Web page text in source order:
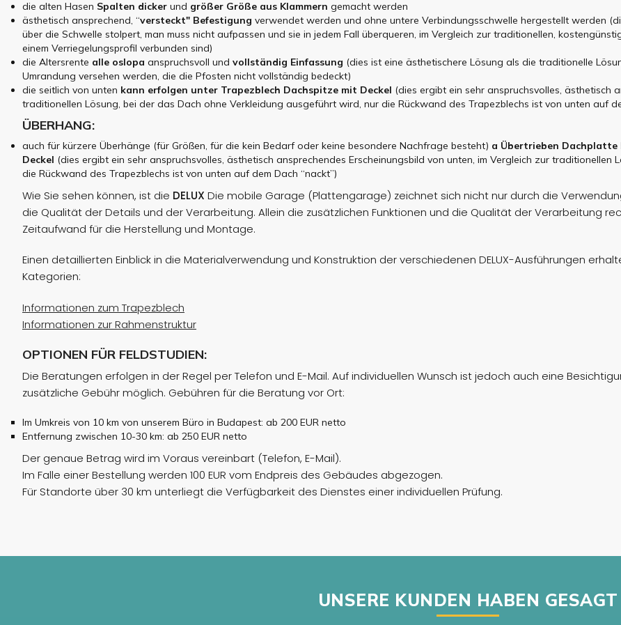
die alten Hasen Spalten dicker und größer Größe aus Klammern gemacht werden
ästhetisch ansprechend, “versteckt" Befestigung verwendet werden und ohne untere Verbindungsschwelle hergestellt werden
über die Schwelle stolpert, man muss nicht aufpassen und sie in jedem Fall überqueren, im Vergleich zur traditionellen,
einem Verriegelungsprofil verbunden sind)
die Altersrente alle oslopa anspruchsvoll und vollständig Einfassung (dies ist eine ästhetischere Lösung als die traditionelle
Umrandung versehen werden, die die Pfosten nicht vollständig bedeckt)
die seitlich von unten kann erfolgen unter Trapezblech Dachspitze mit Deckel (dies ergibt ein sehr anspruchsvolles, ästhetisch
traditionellen Lösung, bei der das Dach ohne Verkleidung ausgeführt wird, nur die Rückwand des Trapezblechs ist von unten auf
ÜBERHANG:
auch für kürzere Überhänge (für Größen, für die kein Bedarf oder keine besondere Nachfrage besteht) a Übertrieben Dachplatte
Deckel (dies ergibt ein sehr anspruchsvolles, ästhetisch ansprechendes Erscheinungsbild von unten, im Vergleich zur
die Rückwand des Trapezblechs ist von unten auf dem Dach “nackt”)
Wie Sie sehen können, ist die DELUX Die mobile Garage (Plattengarage) zeichnet sich nicht nur durch die
die Qualität der Details und der Verarbeitung. Allein die zusätzlichen Funktionen und die Qualität der Verarbeitung
Zeitaufwand für die Herstellung und Montage.
Einen detaillierten Einblick in die Materialverwendung und Konstruktion der verschiedenen DELUX-Ausführungen
Kategorien:
Informationen zum Trapezblech
Informationen zur Rahmenstruktur
OPTIONEN FÜR FELDSTUDIEN:
Die Beratungen erfolgen in der Regel per Telefon und E-Mail. Auf individuellen Wunsch ist jedoch auch eine
zusätzliche Gebühr möglich. Gebühren für die Beratung vor Ort:
Im Umkreis von 10 km von unserem Büro in Budapest: ab 200 EUR netto
Entfernung zwischen 10-30 km: ab 250 EUR netto
Der genaue Betrag wird im Voraus vereinbart (Telefon, E-Mail).
Im Falle einer Bestellung werden 100 EUR vom Endpreis des Gebäudes abgezogen.
Für Standorte über 30 km unterliegt die Verfügbarkeit des Dienstes einer individuellen Prüfung.
UNSERE KUNDEN HABEN GESAGT